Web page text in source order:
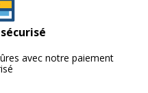
avec notre paiement